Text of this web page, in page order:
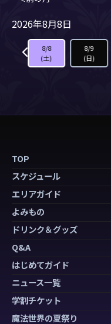
2026年8月8日
8/8
(土)
8/9
(日)
TOP
スケジュール
エリアガイド
よみもの
ドリンク＆グッズ
Q&A
はじめてガイド
ニュース一覧
学割チケット
魔法世界の夏祭り